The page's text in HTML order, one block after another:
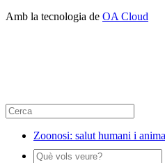
Amb la tecnologia de OA Cloud
Zoonosi: salut humani i